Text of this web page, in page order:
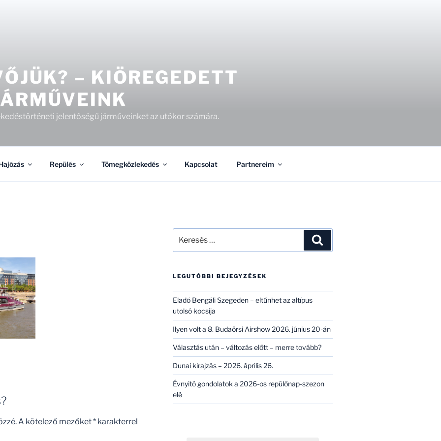
– KIÖREGEDETT
jelentőségű járműveinket az utókor számára.
Repülés Tömegközlekedés Kapcsolat Partnereim
A kötelező mezőket* karakterrel
következő
LEGUTÓBBI BEJEGYZÉSEK
Eladó Bengáli Szegeden – eltűnhet az altípus
utolsó kocsija
Ilyen volt a 8. Budaörsi Airshow 2026. június 20-án
Választás után – változás előtt – merre tovább?
Dunai kirajzás – 2026. április 26.
Évnyitó gondolatok a 2026-os repülőnap-szezon
elé